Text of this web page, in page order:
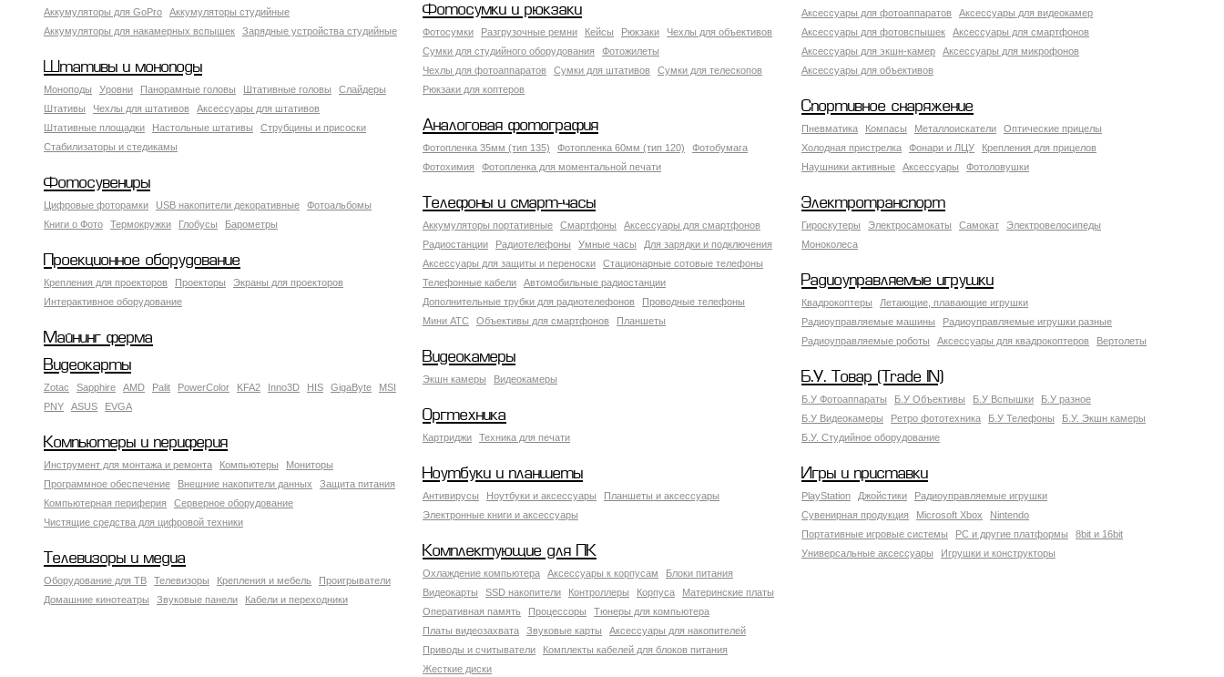
Аккумуляторы для GoPro
Аккумуляторы студийные
Аккумуляторы для накамерных вспышек
Зарядные устройства студийные
Аксессуары для фотоаппаратов
Аксессуары для видеокамер
Аксессуары для фотовспышек
Аксессуары для смартфонов
Аксессуары для экшн-камер
Аксессуары для микрофонов
Аксессуары для объективов
Фотосумки и рюкзаки
Фотосумки Разгрузочные ремни Кейсы Рюкзаки
Чехлы для объективов
Сумки для студийного оборудования
Фотожилеты
Чехлы для фотоаппаратов
Сумки для штативов
Сумки для телескопов
Рюкзаки для коптеров
Штативы и моноподы
Моноподы Уровни Панорамные головы Штативные головы
Слайдеры
Штативы
Чехлы для штативов
Аксессуары для штативов
Штативные площадки
Настольные штативы
Струбцины и присоски
Стабилизаторы и стедикамы
Спортивное снаряжение
Пневматика Компасы Металлоискатели
Оптические прицелы
Холодная пристрелка
Фонари и ЛЦУ
Крепления для прицелов
Наушники активные
Аксессуары Фотоловушки
Аналоговая фотография
Фотопленка 35мм (тип 135) Фотопленка 60мм (тип 120)
Фотобумага
Фотохимия
Фотопленка для моментальной печати
Фотосувениры
Цифровые фоторамки USB накопители декоративные
Фотоальбомы
Книги о Фото
Термокружки Глобусы Барометры
Телефоны и смарт-часы
Аккумуляторы портативные Смартфоны
Аксессуары для смартфонов
Радиостанции
Радиотелефоны Умные часы
Для зарядки и подключения
Аксессуары для защиты и переноски
Стационарные сотовые телефоны
Телефонные кабели
Автомобильные радиостанции
Дополнительные трубки для радиотелефонов
Проводные телефоны
Мини АТС
Объективы для смартфонов Планшеты
Электротранспорт
Гироскутеры Электросамокаты Самокат
Электровелосипеды
Моноколеса
Проекционное оборудование
Крепления для проекторов Проекторы
Экраны для проекторов
Интерактивное оборудование
Радиоуправляемые игрушки
Квадрокоптеры
Летающие, плавающие игрушки
Радиоуправляемые машины
Радиоуправляемые игрушки разные
Радиоуправляемые роботы
Аксессуары для квадрокоптеров Вертолеты
Майнинг ферма
Видеокамеры
Экшн камеры Видеокамеры
Видеокарты
Zotac Sapphire AMD Palit PowerColor KFA2 Inno3D HIS GigaByte
MSI
PNY
ASUS EVGA
Б.У. Товар (Trade IN)
Б.У Фотоаппараты Б.У Объективы Б.У Вспышки
Б.У разное
Б.У Видеокамеры
Ретро фототехника Б.У Телефоны
Б.У. Экшн камеры
Б.У. Студийное оборудование
Оргтехника
Картриджи Техника для печати
Компьютеры и периферия
Инструмент для монтажа и ремонта Компьютеры
Мониторы
Программное обеспечение
Внешние накопители данных
Защита питания
Компьютерная периферия
Серверное оборудование
Чистящие средства для цифровой техники
Ноутбуки и планшеты
Антивирусы Ноутбуки и аксессуары
Планшеты и аксессуары
Электронные книги и аксессуары
Игры и приставки
PlayStation Джойстики
Радиоуправляемые игрушки
Сувенирная продукция
Microsoft Xbox
Nintendo
Портативные игровые системы
PC и другие платформы
8bit и 16bit
Универсальные аксессуары
Игрушки и конструкторы
Комплектующие для ПК
Охлаждение компьютера Аксессуары к корпусам
Блоки питания
Видеокарты
SSD накопители Контроллеры Корпуса
Материнские платы
Оперативная память
Процессоры
Тюнеры для компьютера
Платы видеозахвата
Звуковые карты
Аксессуары для накопителей
Приводы и считыватели
Комплекты кабелей для блоков питания
Жесткие диски
Телевизоры и медиа
Оборудование для ТВ Телевизоры Крепления и мебель
Проигрыватели
Домашние кинотеатры
Звуковые панели Кабели и переходники